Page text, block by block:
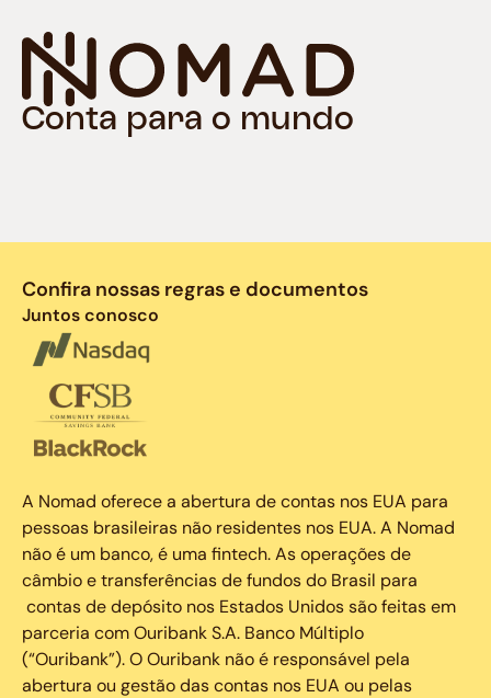
Conta para o mundo
Confira nossas regras e documentos
Juntos conosco
A Nomad oferece a abertura de contas nos EUA para
pessoas brasileiras não residentes nos EUA. A Nomad
não é um banco, é uma fintech. As operações de
câmbio e transferências de fundos do Brasil para
contas de depósito nos Estados Unidos são feitas em
parceria com Ouribank S.A. Banco Múltiplo
(“Ouribank”). O Ouribank não é responsável pela
abertura ou gestão das contas nos EUA ou pelas